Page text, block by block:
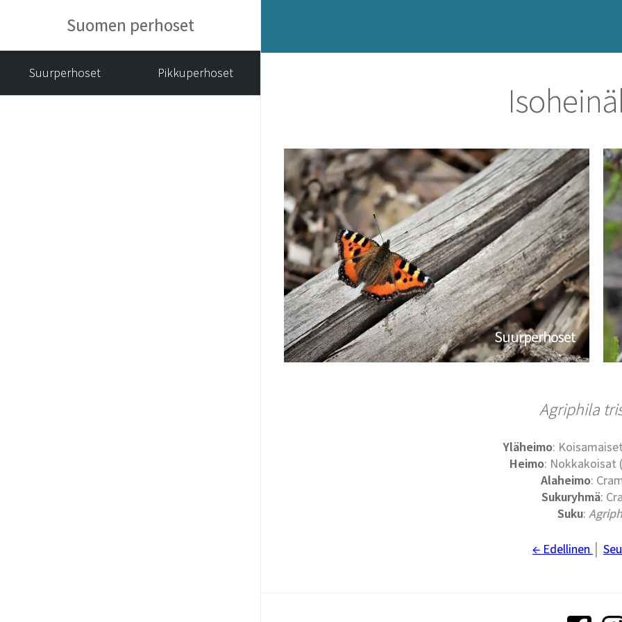
Suomen perhoset
Suurperhoset Pikkuperhoset
Suurperhoset
Agriphila
Yläheimo:
Heimo: Nokkakoisat
Alaheimo:
Sukuryhmä:
Suku:
← Edellinen